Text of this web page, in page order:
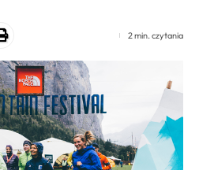
2 min. czytania